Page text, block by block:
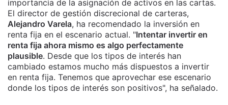
importancia de la asignación de activos en las cartas.
El director de gestión discrecional de carteras,
Alejandro Varela, ha recomendado la inversión en
renta fija en el escenario actual. "Intentar invertir en
renta fija ahora mismo es algo perfectamente
plausible. Desde que los tipos de interés han
cambiado estamos mucho más dispuestos a invertir
en renta fija. Tenemos que aprovechar ese escenario
donde los tipos de interés son positivos", ha señalado.